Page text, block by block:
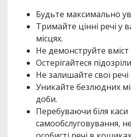
Будьте максимально
Тримайте цінні речі у
місцях.
Не демонструйте
Остерігайтеся
Не залишайте свої речі
Уникайте безлюдних
доби.
Перебуваючи біля каси
самообслуговування,